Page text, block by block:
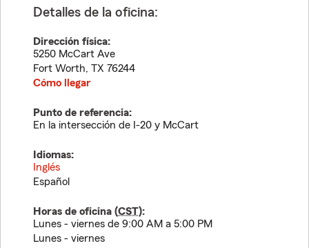
Detalles de la oficina:
Dirección física:
5250 McCart Ave
Fort Worth, TX 76244
Cómo llegar
Punto de referencia:
En la intersección de I-20 y McCart
Idiomas:
Inglés
Español
Horas de oficina (CST):
Lunes - viernes de 9:00 AM a 5:00 PM
Lunes - viernes